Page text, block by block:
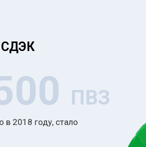
СДЭК
ПВЗ
в 2018 году, стало